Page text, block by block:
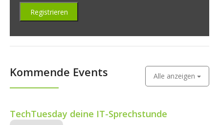
Kommende Events Alle anzeigen
TechTuesday deine IT-Sprechstunde